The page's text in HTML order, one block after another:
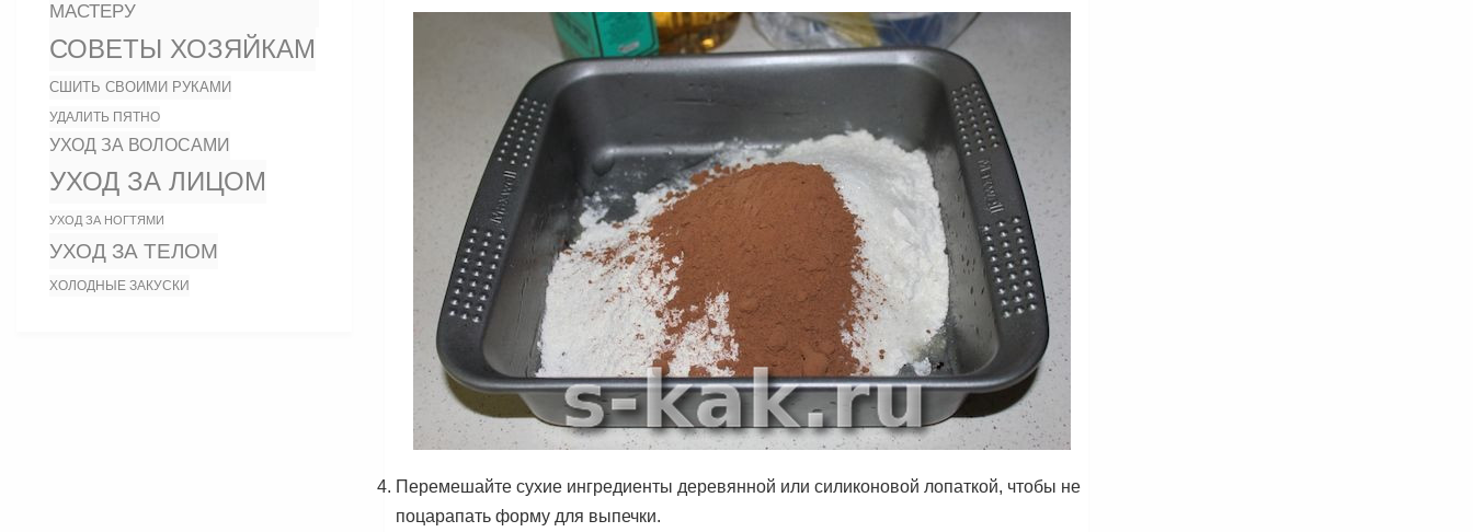
МАСТЕРУ
СОВЕТЫ ХОЗЯЙКАМ
СШИТЬ СВОИМИ РУКАМИ
УДАЛИТЬ ПЯТНО
УХОД ЗА ВОЛОСАМИ
УХОД ЗА ЛИЦОМ
УХОД ЗА НОГТЯМИ
УХОД ЗА ТЕЛОМ
ХОЛОДНЫЕ ЗАКУСКИ
Перемешайте сухие ингредиенты деревянной или силиконовой лопаткой, чтобы не
поцарапать форму для выпечки.